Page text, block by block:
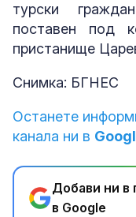
турски
поставен под
пристанище
Снимка: БГНЕС
Останете
канала ни в
Добави ни в
в Google